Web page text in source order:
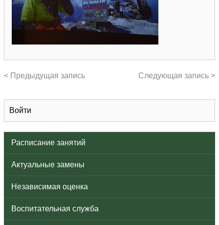
Войти
Расписание занятий
Актуальные замены
Независимая оценка
Воспитательная служба
< Предыдущая запись Следующая запись >